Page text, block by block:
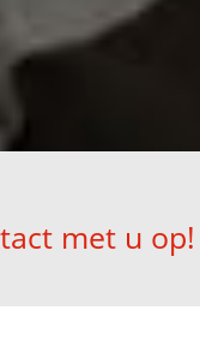
met u op!